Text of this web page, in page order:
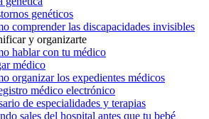
genéticos
comprender las discapacidades invisibles
y organizarte
hablar con tu médico
médico
organizar los expedientes médicos
médico electrónico
de especialidades y terapias
sales del hospital antes que tu bebé